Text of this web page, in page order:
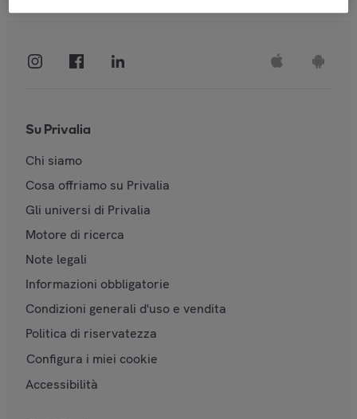
Su Privalia
Chi siamo
Cosa offriamo su Privalia
Gli universi di Privalia
Motore di ricerca
Note legali
Informazioni obbligatorie
Condizioni generali d'uso e vendita
Politica di riservatezza
Configura i miei cookie
Accessibilità